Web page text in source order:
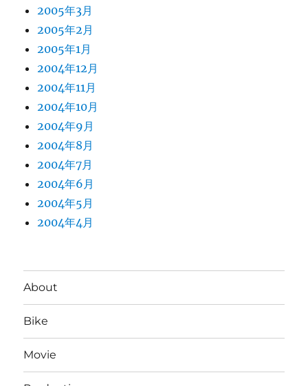
2005年3月
2005年2月
2005年1月
2004年12月
2004年11月
2004年10月
2004年9月
2004年8月
2004年7月
2004年6月
2004年5月
2004年4月
About
Bike
Movie